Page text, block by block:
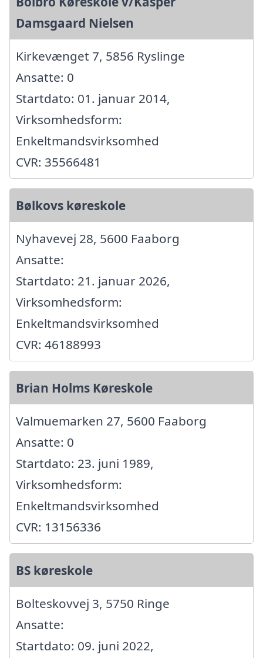
Damsgaard Nielsen
Kirkevænget 7, 5856 Ryslinge
Ansatte: 0
Startdato: 01. januar 2014,
Virksomhedsform:
Enkeltmandsvirksomhed
CVR: 35566481
Bølkovs køreskole
Nyhavevej 28, 5600 Faaborg
Ansatte:
Startdato: 21. januar 2026,
Virksomhedsform:
Enkeltmandsvirksomhed
CVR: 46188993
Brian Holms Køreskole
Valmuemarken 27, 5600 Faaborg
Ansatte: 0
Startdato: 23. juni 1989,
Virksomhedsform:
Enkeltmandsvirksomhed
CVR: 13156336
BS køreskole
Bolteskovvej 3, 5750 Ringe
Ansatte:
Startdato: 09. juni 2022,